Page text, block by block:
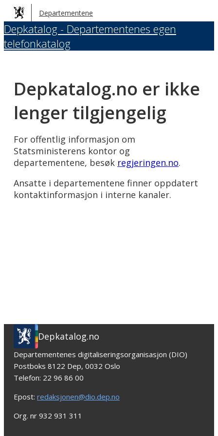
Hopp
til
hovedinnhold
Departementene
Depkatalog - Departementenes egen
telefonkatalog
Depkatalog.no er ikke
lenger tilgjengelig
For offentlig informasjon om
Statsministerens kontor og
departementene, besøk regjeringen.no.
Ansatte i departementene finner oppdatert
kontaktinformasjon i interne kanaler.
Depkatalog.no
Departementenes digitaliseringsorganisasjon (DIO)
Postboks 8122 Dep, 0032 Oslo
Telefon: 22 96 86 00
Epost: redaksjonen@dio.dep.no
Org. nr 932 931 311